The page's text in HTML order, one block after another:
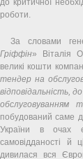
до критичної
роботи.
За словами
Гріффін» Віталія
великі кошти
тендер на
відповідальність,
обслуговуванням
побудований саме
України в очах
самовідданості й
дивилася вся